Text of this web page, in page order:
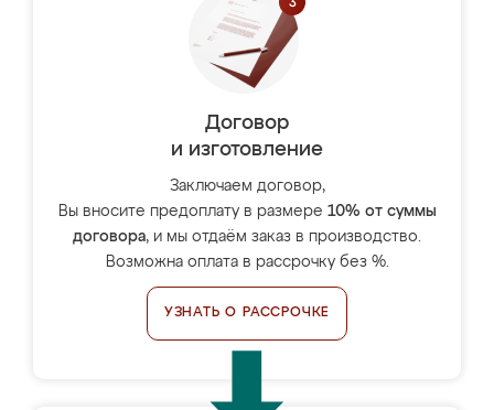
Договор
и изготовление
Заключаем договор,
Вы вносите предоплату в размере 10% от суммы
договора, и мы отдаём заказ в производство.
Возможна оплата в рассрочку без %.
УЗНАТЬ О РАССРОЧКЕ